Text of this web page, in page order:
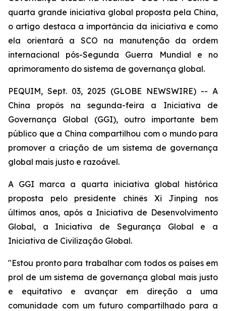
quarta grande iniciativa global proposta pela China,
o artigo destaca a importância da iniciativa e como
ela orientará a SCO na manutenção da ordem
internacional pós-Segunda Guerra Mundial e no
aprimoramento do sistema de governança global.
PEQUIM, Sept. 03, 2025 (GLOBE NEWSWIRE) -- A
China propôs na segunda-feira a Iniciativa de
Governança Global (GGI), outro importante bem
público que a China compartilhou com o mundo para
promover a criação de um sistema de governança
global mais justo e razoável.
A GGI marca a quarta iniciativa global histórica
proposta pelo presidente chinês Xi Jinping nos
últimos anos, após a Iniciativa de Desenvolvimento
Global, a Iniciativa de Segurança Global e a
Iniciativa de Civilização Global.
"Estou pronto para trabalhar com todos os países em
prol de um sistema de governança global mais justo
e equitativo e avançar em direção a uma
comunidade com um futuro compartilhado para a